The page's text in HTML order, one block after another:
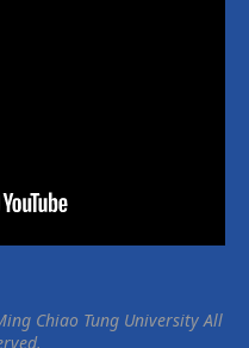
Chiao Tung University All